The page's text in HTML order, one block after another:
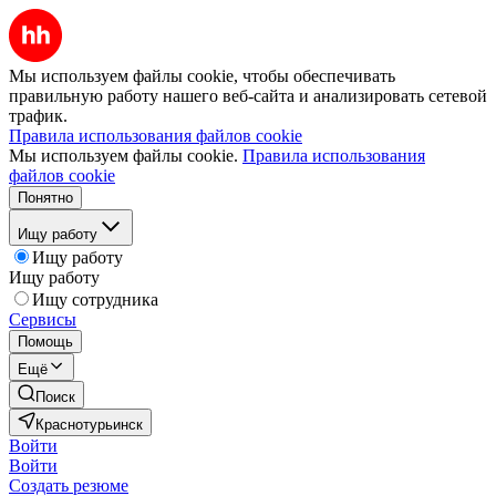
Мы используем файлы cookie, чтобы обеспечивать
правильную работу нашего веб-сайта и анализировать сетевой
трафик.
Правила использования файлов cookie
Мы используем файлы cookie. Правила использования
файлов cookie
Понятно
Ищу работу
Ищу работу
Ищу работу
Ищу сотрудника
Сервисы
Помощь
Ещё
Поиск
Краснотурьинск
Войти
Войти
Создать резюме